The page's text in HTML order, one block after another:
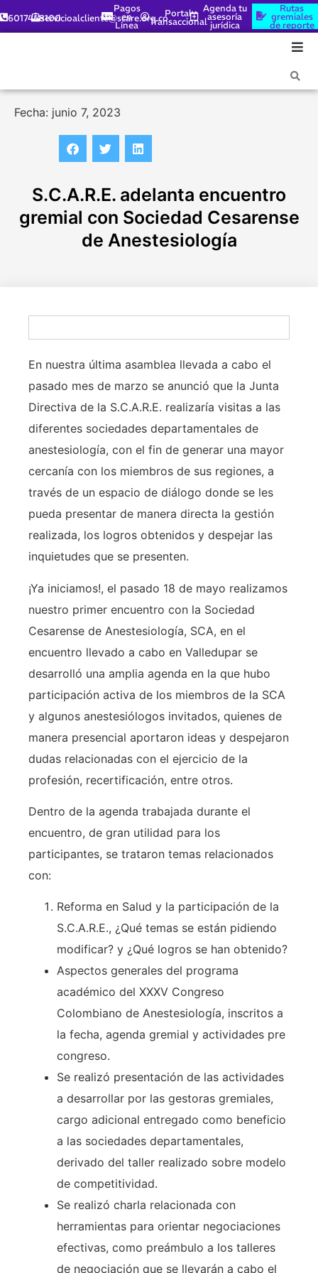
6017448100servicioalcliente@scare.org.co
Pagos
en
Línea
Portal
Transaccional
Agenda tu
asesoría
jurídica
Rutas
gremiales
de reporte
Fecha: junio 7, 2023
S.C.A.R.E. adelanta encuentro
gremial con Sociedad Cesarense
de Anestesiología
En nuestra última asamblea llevada a cabo el
pasado mes de marzo se anunció que la Junta
Directiva de la S.C.A.R.E. realizaría visitas a las
diferentes sociedades departamentales de
anestesiología, con el fin de generar una mayor
cercanía con los miembros de sus regiones, a
través de un espacio de diálogo donde se les
pueda presentar de manera directa la gestión
realizada, los logros obtenidos y despejar las
inquietudes que se presenten.
¡Ya iniciamos!, el pasado 18 de mayo realizamos
nuestro primer encuentro con la Sociedad
Cesarense de Anestesiología, SCA, en el
encuentro llevado a cabo en Valledupar se
desarrolló una amplia agenda en la que hubo
participación activa de los miembros de la SCA
y algunos anestesiólogos invitados, quienes de
manera presencial aportaron ideas y despejaron
dudas relacionadas con el ejercicio de la
profesión, recertificación, entre otros.
Dentro de la agenda trabajada durante el
encuentro, de gran utilidad para los
participantes, se trataron temas relacionados
con:
Reforma en Salud y la participación de la
S.C.A.R.E., ¿Qué temas se están pidiendo
modificar? y ¿Qué logros se han obtenido?
Aspectos generales del programa
académico del XXXV Congreso
Colombiano de Anestesiología, inscritos a
la fecha, agenda gremial y actividades pre
congreso.
Se realizó presentación de las actividades
a desarrollar por las gestoras gremiales,
cargo adicional entregado como beneficio
a las sociedades departamentales,
derivado del taller realizado sobre modelo
de competitividad.
Se realizó charla relacionada con
herramientas para orientar negociaciones
efectivas, como preámbulo a los talleres
de negociación que se llevarán a cabo el